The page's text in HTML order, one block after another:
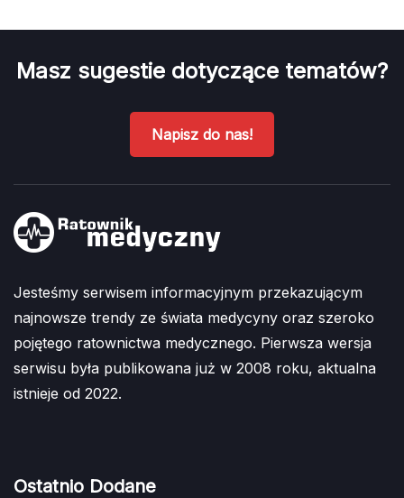
Masz sugestie dotyczące tematów?
Napisz do nas!
Jesteśmy serwisem informacyjnym przekazującym
najnowsze trendy ze świata medycyny oraz szeroko
pojętego ratownictwa medycznego. Pierwsza wersja
serwisu była publikowana już w 2008 roku, aktualna
istnieje od 2022.
Ostatnio Dodane